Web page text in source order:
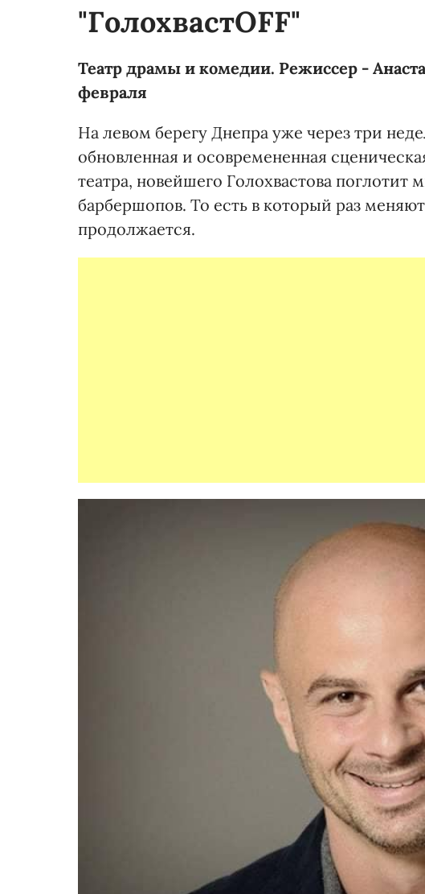
"ГолохвастOFF"
Театр драмы и комедии. Режиссер -
февраля
На левом берегу Днепра уже через три
обновленная и осовремененная
театра, новейшего Голохвастова поглотит
барбершопов. То есть в который раз
продолжается.